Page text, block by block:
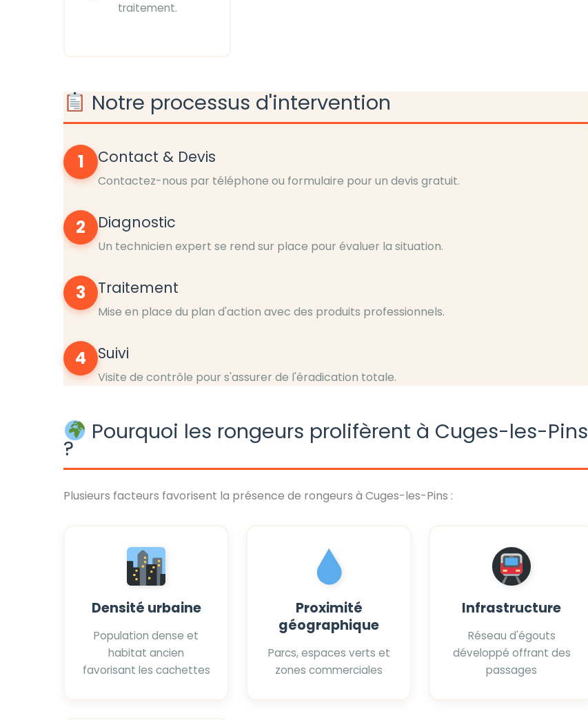
traitement.
Notre processus d'intervention
1 Contact & Devis
Contactez-nous par téléphone ou formulaire pour un devis gratuit.
2 Diagnostic
Un technicien expert se rend sur place pour évaluer la situation.
3 Traitement
Mise en place du plan d'action avec des produits professionnels.
4 Suivi
Visite de contrôle pour s'assurer de l'éradication totale.
Pourquoi les rongeurs prolifèrent à Cuges-les-Pins
?
Plusieurs facteurs favorisent la présence de rongeurs à Cuges-les-Pins :
Densité urbaine
Population dense et
habitat ancien
favorisant les cachettes
Proximité
géographique
Parcs, espaces verts et
zones commerciales
Infrastructure
Réseau d'égouts
développé offrant des
passages